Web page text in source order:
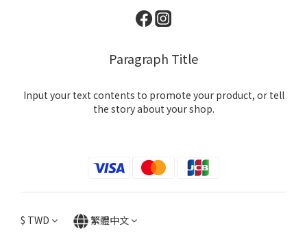
Paragraph Title
Input your text contents to promote your product, or tell
the story about your shop.
$ TWD 繁體中文